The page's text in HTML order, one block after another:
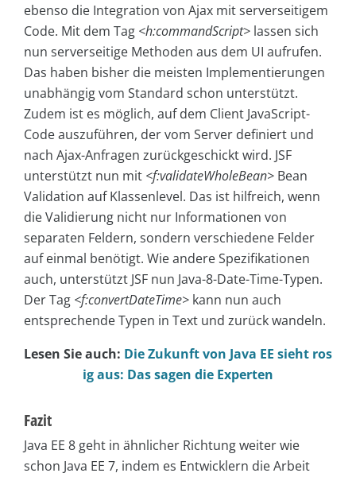
ebenso die Integration von Ajax mit serverseitigem
Code. Mit dem Tag <h:commandScript> lassen sich
nun serverseitige Methoden aus dem UI aufrufen.
Das haben bisher die meisten Implementierungen
unabhängig vom Standard schon unterstützt.
Zudem ist es möglich, auf dem Client JavaScript-
Code auszuführen, der vom Server definiert und
nach Ajax-Anfragen zurückgeschickt wird. JSF
unterstützt nun mit <f:validateWholeBean> Bean
Validation auf Klassenlevel. Das ist hilfreich, wenn
die Validierung nicht nur Informationen von
separaten Feldern, sondern verschiedene Felder
auf einmal benötigt. Wie andere Spezifikationen
auch, unterstützt JSF nun Java-8-Date-Time-Typen.
Der Tag <f:convertDateTime> kann nun auch
entsprechende Typen in Text und zurück wandeln.
Lesen Sie auch: Die Zukunft von Java EE sieht ros
ig aus: Das sagen die Experten
Fazit
Java EE 8 geht in ähnlicher Richtung weiter wie
schon Java EE 7, indem es Entwicklern die Arbeit